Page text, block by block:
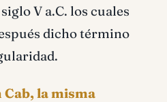
V a.C. los cuales
dicho término
Cab, la misma